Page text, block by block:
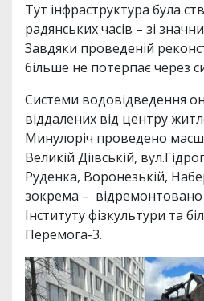
Тут інфраструктура була
радянських часів – зі
Завдяки проведеній
більше не потерпає через
Системи водовідведення
віддалених від центру
Минулоріч проведено
Великій Діївській,
Руденка, Воронезькій,
зокрема – відремонтовано
Інституту фізкультури та
Перемога-3.